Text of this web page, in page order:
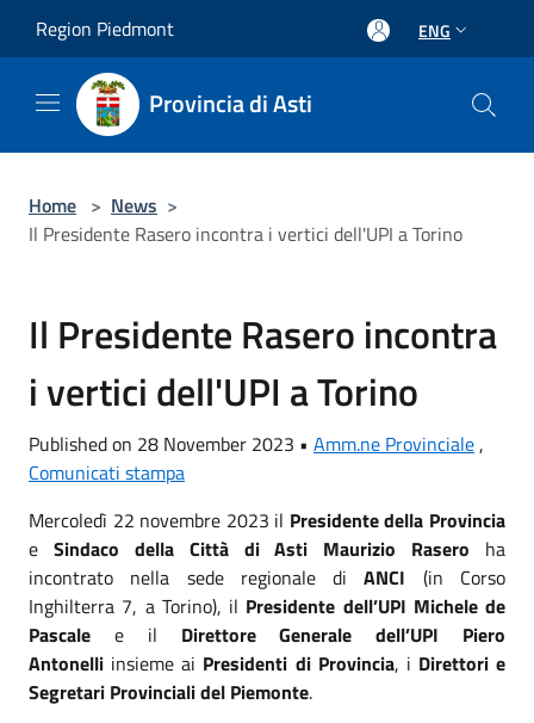
Region Piedmont ENG
Provincia di Asti
Home > News >
Il Presidente Rasero incontra i vertici dell'UPI a Torino
Il Presidente Rasero incontra
i vertici dell'UPI a Torino
Published on 28 November 2023 • Amm.ne Provinciale ,
Comunicati stampa
Mercoledì 22 novembre 2023 il Presidente della Provincia
e Sindaco della Città di Asti Maurizio Rasero ha
incontrato nella sede regionale diANCI (in Corso
Inghilterra 7, a Torino), il Presidente dell’UPI Michele de
Pascale e il Direttore Generale dell’UPI Piero
Antonelli insieme ai Presidenti di Provincia, i Direttori e
Segretari Provinciali del Piemonte.